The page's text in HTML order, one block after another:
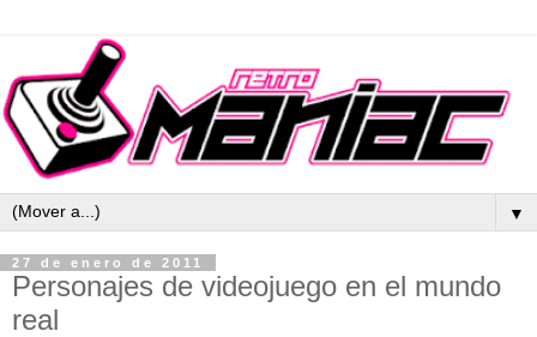
▼
27 de enero de 2011
Personajes de videojuego en el mundo
real